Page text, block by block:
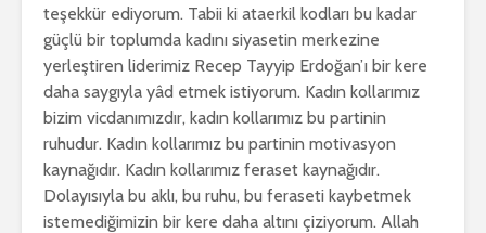
teşekkür ediyorum. Tabii ki ataerkil kodları bu kadar
güçlü bir toplumda kadını siyasetin merkezine
yerleştiren liderimiz Recep Tayyip Erdoğan’ı bir kere
daha saygıyla yâd etmek istiyorum. Kadın kollarımız
bizim vicdanımızdır, kadın kollarımız bu partinin
ruhudur. Kadın kollarımız bu partinin motivasyon
kaynağıdır. Kadın kollarımız feraset kaynağıdır.
Dolayısıyla bu aklı, bu ruhu, bu feraseti kaybetmek
istemediğimizin bir kere daha altını çiziyorum. Allah